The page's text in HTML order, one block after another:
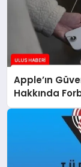
Apple’ın
Hakkında